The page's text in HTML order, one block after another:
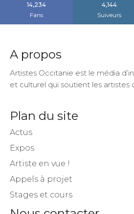
14,234
Fans
4,144
Suiveurs
A propos
Artistes Occitanie est le média
et culturel qui soutient les artistes
Plan du site
Actus
Expos
Artiste en vue !
Appels à projet
Stages et cours